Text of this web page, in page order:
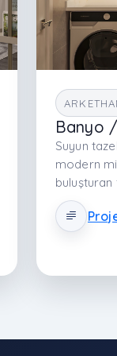
Banyo
Suyun
modern
banyo
akışkan